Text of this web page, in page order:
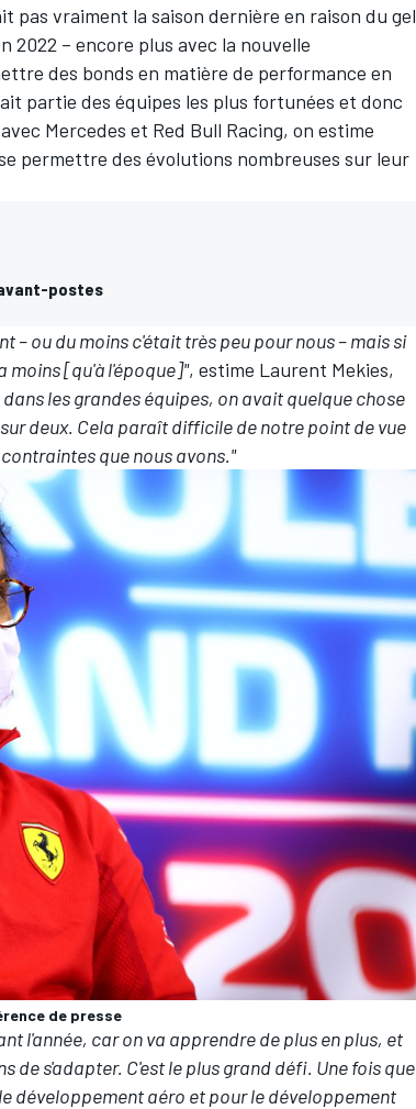
pas vraiment la saison dernière en raison du gel
2022 – encore plus avec la nouvelle
des bonds en matière de performance en
partie des équipes les plus fortunées et donc
Mercedes et Red Bull Racing, on estime
permettre des évolutions nombreuses sur leur
postes
– ou du moins c'était très peu pour nous – mais si
moins [qu'à l'époque]", estime Laurent Mekies,
dans les grandes équipes, on avait quelque chose
deux. Cela paraît difficile de notre point de vue
que nous avons."
de presse
l'année, car on va apprendre de plus en plus, et
de s'adapter. C'est le plus grand défi. Une fois que
développement aéro et pour le développement